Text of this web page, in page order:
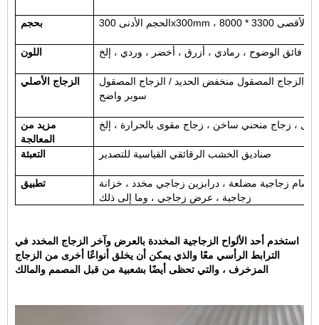
بحجم
اللون ، فائق الوضوح ، رمادي ، أزرق ، أخضر ، وردي ، إلخ
الزجاج الأصلي
/ الزجاج المصقول منخفض الحديد / الزجاج المصقول
سوبر واضح
مزيد من
المعالجة
، زجاج منحني ساخن ، زجاج مقوى بالحرارة ، إلخ
التعبئة صناديق الخشب الرقائقي القياسية للتصدير
تطبيق
زجاجية مضلعة ، درابزين زجاجي مخدد ، خزانة
زجاجية ، عرض زجاجي ، وما إلى ذلك
استخدم أحد الألواح الزجاجية المخددة بالعرض وآخر الزجاج المخدد في
الترابط الرأسي معًا والذي يمكن أن يخلق أنواعًا أخرى من الزجاج
المزخرف ، والتي تحظى أيضًا بشعبية من قبل المصمم والمالك